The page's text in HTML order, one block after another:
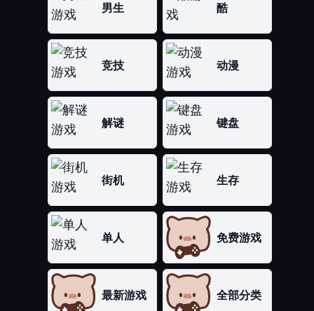
男生 酷
竞技 动漫
解谜 键盘
街机 生存
单人 免费游戏
最新游戏 全部分类